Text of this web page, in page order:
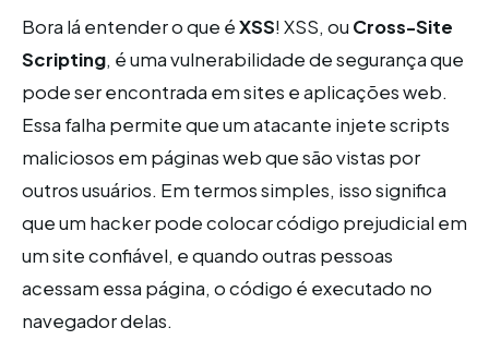
Bora lá entender o que éXSS! XSS, ou Cross-Site
Scripting, é uma vulnerabilidade de segurança que
pode ser encontrada em sites e aplicações web.
Essa falha permite que um atacante injete scripts
maliciosos em páginas web que são vistas por
outros usuários. Em termos simples, isso significa
que um hacker pode colocar código prejudicial em
um site confiável, e quando outras pessoas
acessam essa página, o código é executado no
navegador delas.